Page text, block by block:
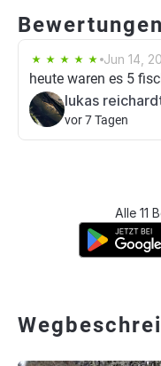
Bewertungen
Jun 14,
heute waren es 5
lukas
vor 7 Tagen
Alle 11